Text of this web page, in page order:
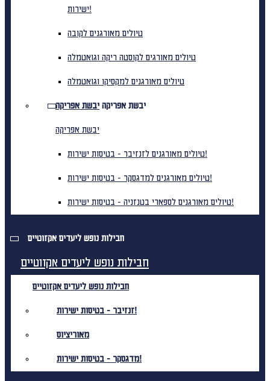
ישירות!
טיולים מאורגנים לקובה
טיולים מאורגים לקוסטה ריקה וגואטמלה
טיולים מאורגנים למקסיקו וגואטמלה
יבשת אפריקה יבשת אפריקה
יבשת אפריקה
טיולים מאורגנים לזנזיבר - בטיסות ישירות!
טיולים מאורגנים למדגסקר - בטיסות ישירות!
טיולים מאורגנים לספארי בטנזניה - בטיסות ישירות!
חבילות נופש ליעדים אקזוטיים
חבילות נופש ליעדים אקזוטיים
חבילות נופש ליעדים אקזוטיים
זנזיבר - בטיסות ישירות!
מאוריציוס
מדגסקר - בטיסות ישירות!